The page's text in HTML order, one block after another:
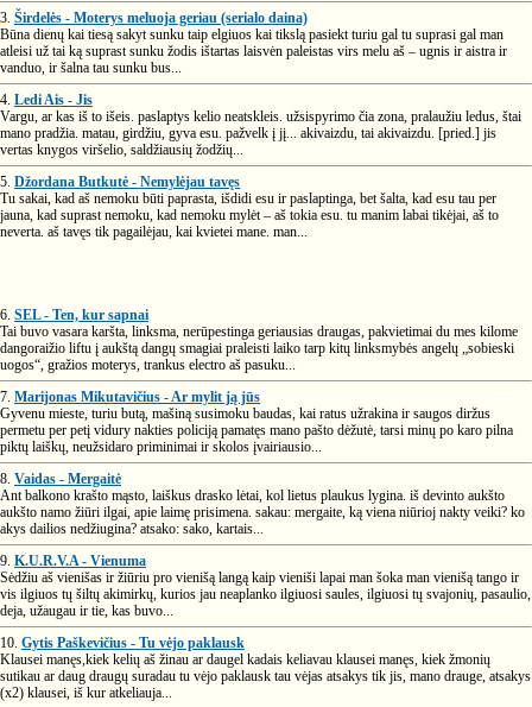
3. Širdelės - Moterys meluoja geriau (serialo daina)
Būna dienų kai tiesą sakyt sunku taip elgiuos kai tikslą pasiekt turiu gal tu suprasi gal man
atleisi už tai ką suprast sunku žodis ištartas laisvėn paleistas virs melu aš – ugnis ir aistra ir
vanduo, ir šalna tau sunku bus...
4. Ledi Ais - Jis
Vargu, ar kas iš to išeis. paslaptys kelio neatskleis. užsispyrimo čia zona, pralaužiu ledus, štai
mano pradžia. matau, girdžiu, gyva esu. pažvelk į jį... akivaizdu, tai akivaizdu. [pried.] jis
vertas knygos viršelio, saldžiausių žodžių...
5. Džordana Butkutė - Nemylėjau tavęs
Tu sakai, kad aš nemoku būti paprasta, išdidi esu ir paslaptinga, bet šalta, kad esu tau per
jauna, kad suprast nemoku, kad nemoku mylėt – aš tokia esu. tu manim labai tikėjai, aš to
neverta. aš tavęs tik pagailėjau, kai kvietei mane. man...
6. SEL - Ten, kur sapnai
Tai buvo vasara karšta, linksma, nerūpestinga geriausias draugas, pakvietimai du mes kilome
dangoraižio liftu į aukštą dangų smagiai praleisti laiko tarp kitų linksmybės angelų „sobieski
uogos“, gražios moterys, trankus electro aš pasuku...
7. Marijonas Mikutavičius - Ar mylit ją jūs
Gyvenu mieste, turiu butą, mašiną susimoku baudas, kai ratus užrakina ir saugos diržus
permetu per petį vidury nakties policiją pamatęs mano pašto dėžutė, tarsi minų po karo pilna
piktų laiškų, neužsidaro priminimai ir skolos įvairiausio...
8. Vaidas - Mergaitė
Ant balkono krašto mąsto, laiškus drasko lėtai, kol lietus plaukus lygina. iš devinto aukšto
aukšto namo žiūri ilgai, apie laimę prisimena. sakau: mergaite, ką viena niūrioj nakty veiki? ko
akys dailios nedžiugina? atsako: sako, kartais...
9. K.U.R.V.A - Vienuma
Sėdžiu aš vienišas ir žiūriu pro vienišą langą kaip vieniši lapai man šoka man vienišą tango ir
vis ilgiuos tų šiltų akimirkų, kurios jau neaplanko ilgiuosi saules, ilgiuosi tų svajonių, pasaulio,
deja, užaugau ir tie, kas buvo...
10. Gytis Paškevičius - Tu vėjo paklausk
Klausei manęs,kiek kelių aš žinau ar daugel kadais keliavau klausei manęs, kiek žmonių
sutikau ar daug draugų suradau tu vėjo paklausk tau vėjas atsakys tik jis, mano drauge, atsakys
(x2) klausei, iš kur atkeliauja...